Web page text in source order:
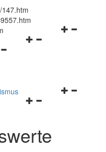
/147.htm
Navigationsmenü
Navigationsmenü
schließen